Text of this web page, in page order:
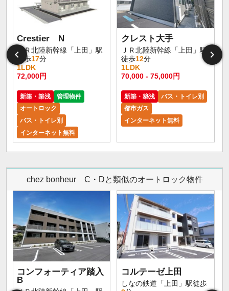
Crestier N
ＪＲ北陸新幹線「上田」駅
徒歩17分
1LDK
72,000円
新築・築浅
管理物件
オートロック
バス・トイレ別
インターネット無料
クレスト大手
ＪＲ北陸新幹線「上田」駅
徒歩12分
1LDK
70,000 - 75,000円
新築・築浅
バス・トイレ別
都市ガス
インターネット無料
chez bonheur C・Dと類似のオートロック物件
コンフォーティア踏入
B
コルテーゼ上田
しなの鉄道「上田」駅徒歩